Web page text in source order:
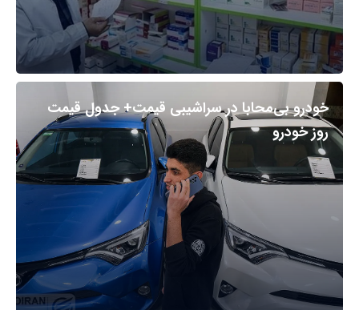
خودرو بی‌محابا در سراشیبی قیمت+ جدول قیمت
روز خودرو